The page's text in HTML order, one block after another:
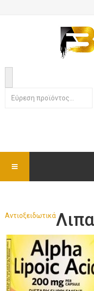
Αντιοξειδωτικά